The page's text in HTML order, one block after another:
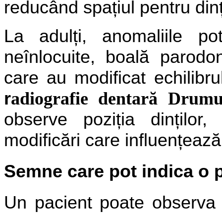
reducând spațiul pentru
La adulți, anomaliile
neînlocuite, boală
care au modificat
radiografie dentară
observe poziția
modificări care
Semne care pot indica o
Un pacient poate